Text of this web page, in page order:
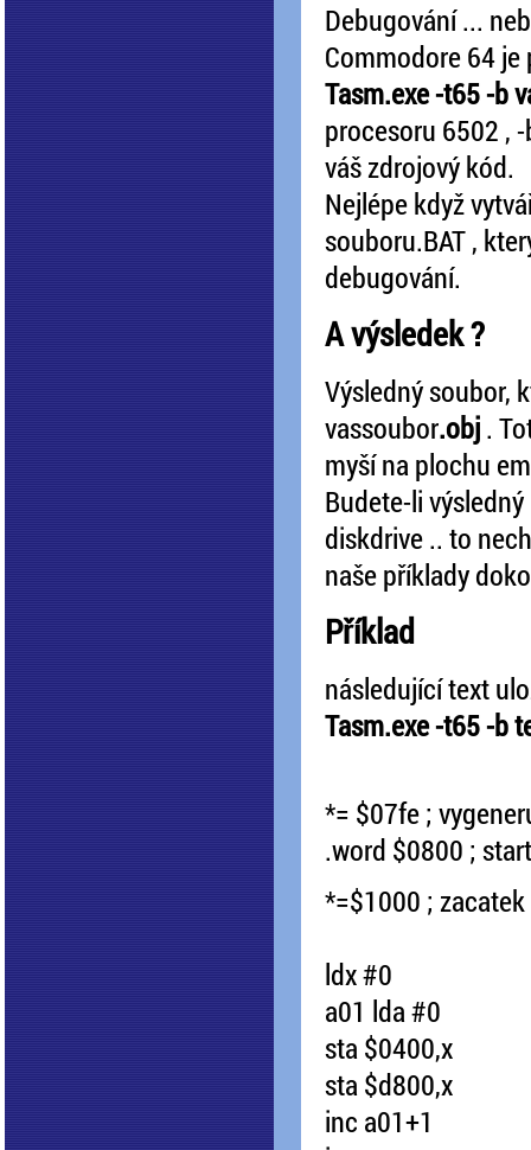
Debugování ...
Commodore 64
Tasm.exe -t65 -b
procesoru 6502 ,
váš zdrojový kód.
Nejlépe když
souboru.BAT ,
debugování.
A výsledek ?
Výsledný soubor,
vassoubor.obj.
myší na plochu
Budete-li
diskdrive .. to
naše příklady
Příklad
následující text
Tasm.exe -t65 -b
*= $07fe ;
.word $0800 ;
*=$1000 ;
ldx #0
a01 lda #0
sta $0400,x
sta $d800,x
inc a01+1